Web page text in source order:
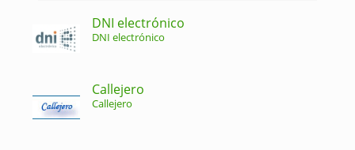
DNI electrónico
DNI electrónico
Callejero
Callejero